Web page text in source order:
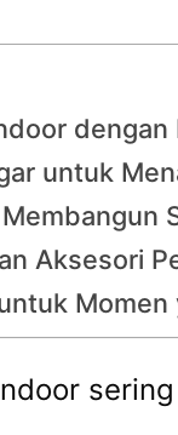
dengan
untuk
Aksesori
Momen